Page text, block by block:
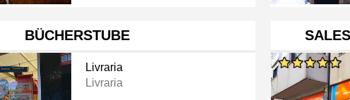
BÜCHERSTUBE
Livraria
Livraria